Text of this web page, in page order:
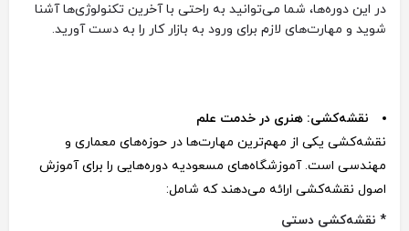
در این دوره‌ها، شما می‌توانید به راحتی با آخرین تکنولوژی‌ها آشنا
شوید و مهارت‌های لازم برای ورود به بازار کار را به دست آورید.
نقشه‌کشی: هنری در خدمت علم
نقشه‌کشی یکی از مهم‌ترین مهارت‌ها در حوزه‌های معماری و
مهندسی است. آموزشگاه‌های مسعودیه دوره‌هایی را برای آموزش
اصول نقشه‌کشی ارائه می‌دهند که شامل:
* نقشه‌کشی دستی